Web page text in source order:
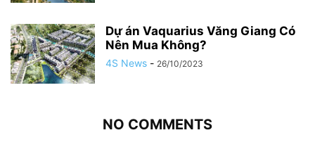
Dự án Vaquarius Văng Giang Có
Nên Mua Không?
4S News - 26/10/2023
NO COMMENTS